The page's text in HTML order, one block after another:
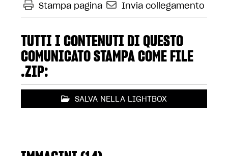
Stampa pagina Invia collegamento
TUTTI I CONTENUTI DI QUESTO
COMUNICATO STAMPA COME FILE
.ZIP:
SALVA NELLA LIGHTBOX